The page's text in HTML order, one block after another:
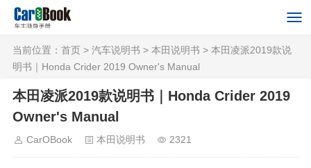
当前位置： 首页 > 汽车说明书 > 本田说明书 > 本田凌派2019款说
明书｜Honda Crider 2019 Owner's Manual
本田凌派2019款说明书｜Honda Crider 2019
Owner's Manual
CarOBook 本田说明书 2321